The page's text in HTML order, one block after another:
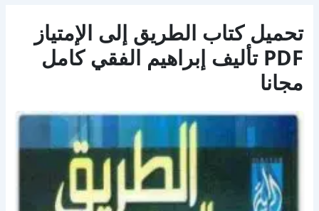
تحميل كتاب الطريق إلى الإمتياز
PDF تأليف إبراهيم الفقي كامل
مجانا